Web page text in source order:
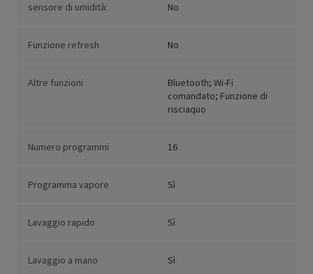
sensore di umidità: No
Funzione refresh No
Altre funzioni
Bluetooth; Wi-Fi
comandato; Funzione di
risciaquo
Numero programmi 16
Programma vapore Sì
Lavaggio rapido Sì
Lavaggio a mano Sì